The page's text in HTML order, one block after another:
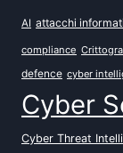
AI attacchi
compliance
defence cyber
Cyber
Cyber Threat